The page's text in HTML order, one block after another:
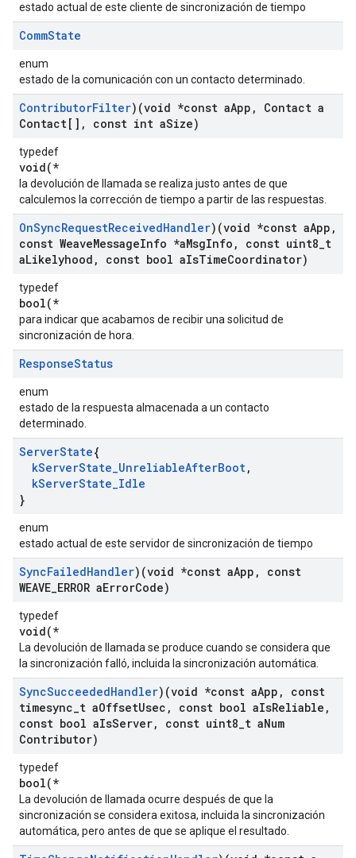
estado actual de este cliente de sincronización de tiempo
CommState
enum
estado de la comunicación con un contacto determinado.
ContributorFilter)(void *const aApp ,
Contact a
Contact[] , const int aSize)
typedef
void(*
la devolución de llamada se realiza justo antes de que
calculemos la corrección de tiempo a partir de las respuestas.
OnSyncRequestReceivedHandler)(void *const aApp ,
const WeaveMessageInfo *aMsgInfo , const uint8 t
aLikelyhood , const bool aIsTimeCoordinator)
typedef
bool(*
para indicar que acabamos de recibir una solicitud de
sincronización de hora.
ResponseStatus
enum
estado de la respuesta almacenada a un contacto
determinado.
ServerState{
kServerState_UnreliableAfterBoot,
kServerState_Idle
}
enum
estado actual de este servidor de sincronización de tiempo
SyncFailedHandler)(void *const aApp ,
const
WEAVE ERROR aErrorCode)
typedef
void(*
La devolución de llamada se produce cuando se considera que
la sincronización falló, incluida la sincronización automática.
SyncSucceededHandler)(void *const aApp ,
const
timesync t aOffsetUsec , const bool aIsReliable ,
const bool aIsServer, const uint8 t aNum
Contributor)
typedef
bool(*
La devolución de llamada ocurre después de que la
sincronización se considera exitosa, incluida la sincronización
automática, pero antes de que se aplique el resultado.